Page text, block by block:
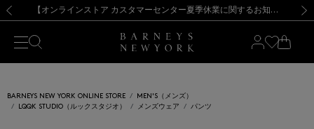
新規登録のお客様も対象！＜MY BARNEYS＞会員のお客様は11,000円（税込）以上のお買上げで常時送料無料！お買い物の際は会員登録を！
【夏季休業に伴う出荷一時停止のお知らせ】(2026.8.7) 【オンラインストア カスタマーセンター夏季休業に関するお知らせ】（2026.8.7）
【夏季休業に伴う返品・交換承り一時停止のお知らせ】（2026.8.5）
熊本県を中心とした地震の影響によるお荷物のお届けについて
【開催中】SUMMER SALEのご案内・ご注意事項 新規登録のお客様も対象！＜MY BARNEYS＞会員のお客様は11,000円（税込）以上のお買上げで常時送料無料！お買い物の際は会員登録を！
【夏季休業に伴う出荷一時停止のお知らせ】(2026.8.7)
BARNEYS NEW YORK ONLINE STORE
MEN'S（メンズ）
LQQK STUDIO（ルックスタジオ）
メンズウェア パンツ